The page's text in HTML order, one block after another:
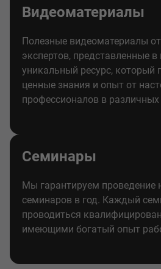
Видеоматериалы
Полезные видеоматериалы
экспертов, представленные в
уникальный ресурс, который
ценные знания и опыт от
профессионалов в различных
Семинары
Мы гарантируем проведение
семинаров в год. Каждый
проводиться
имеющими богатый опыт